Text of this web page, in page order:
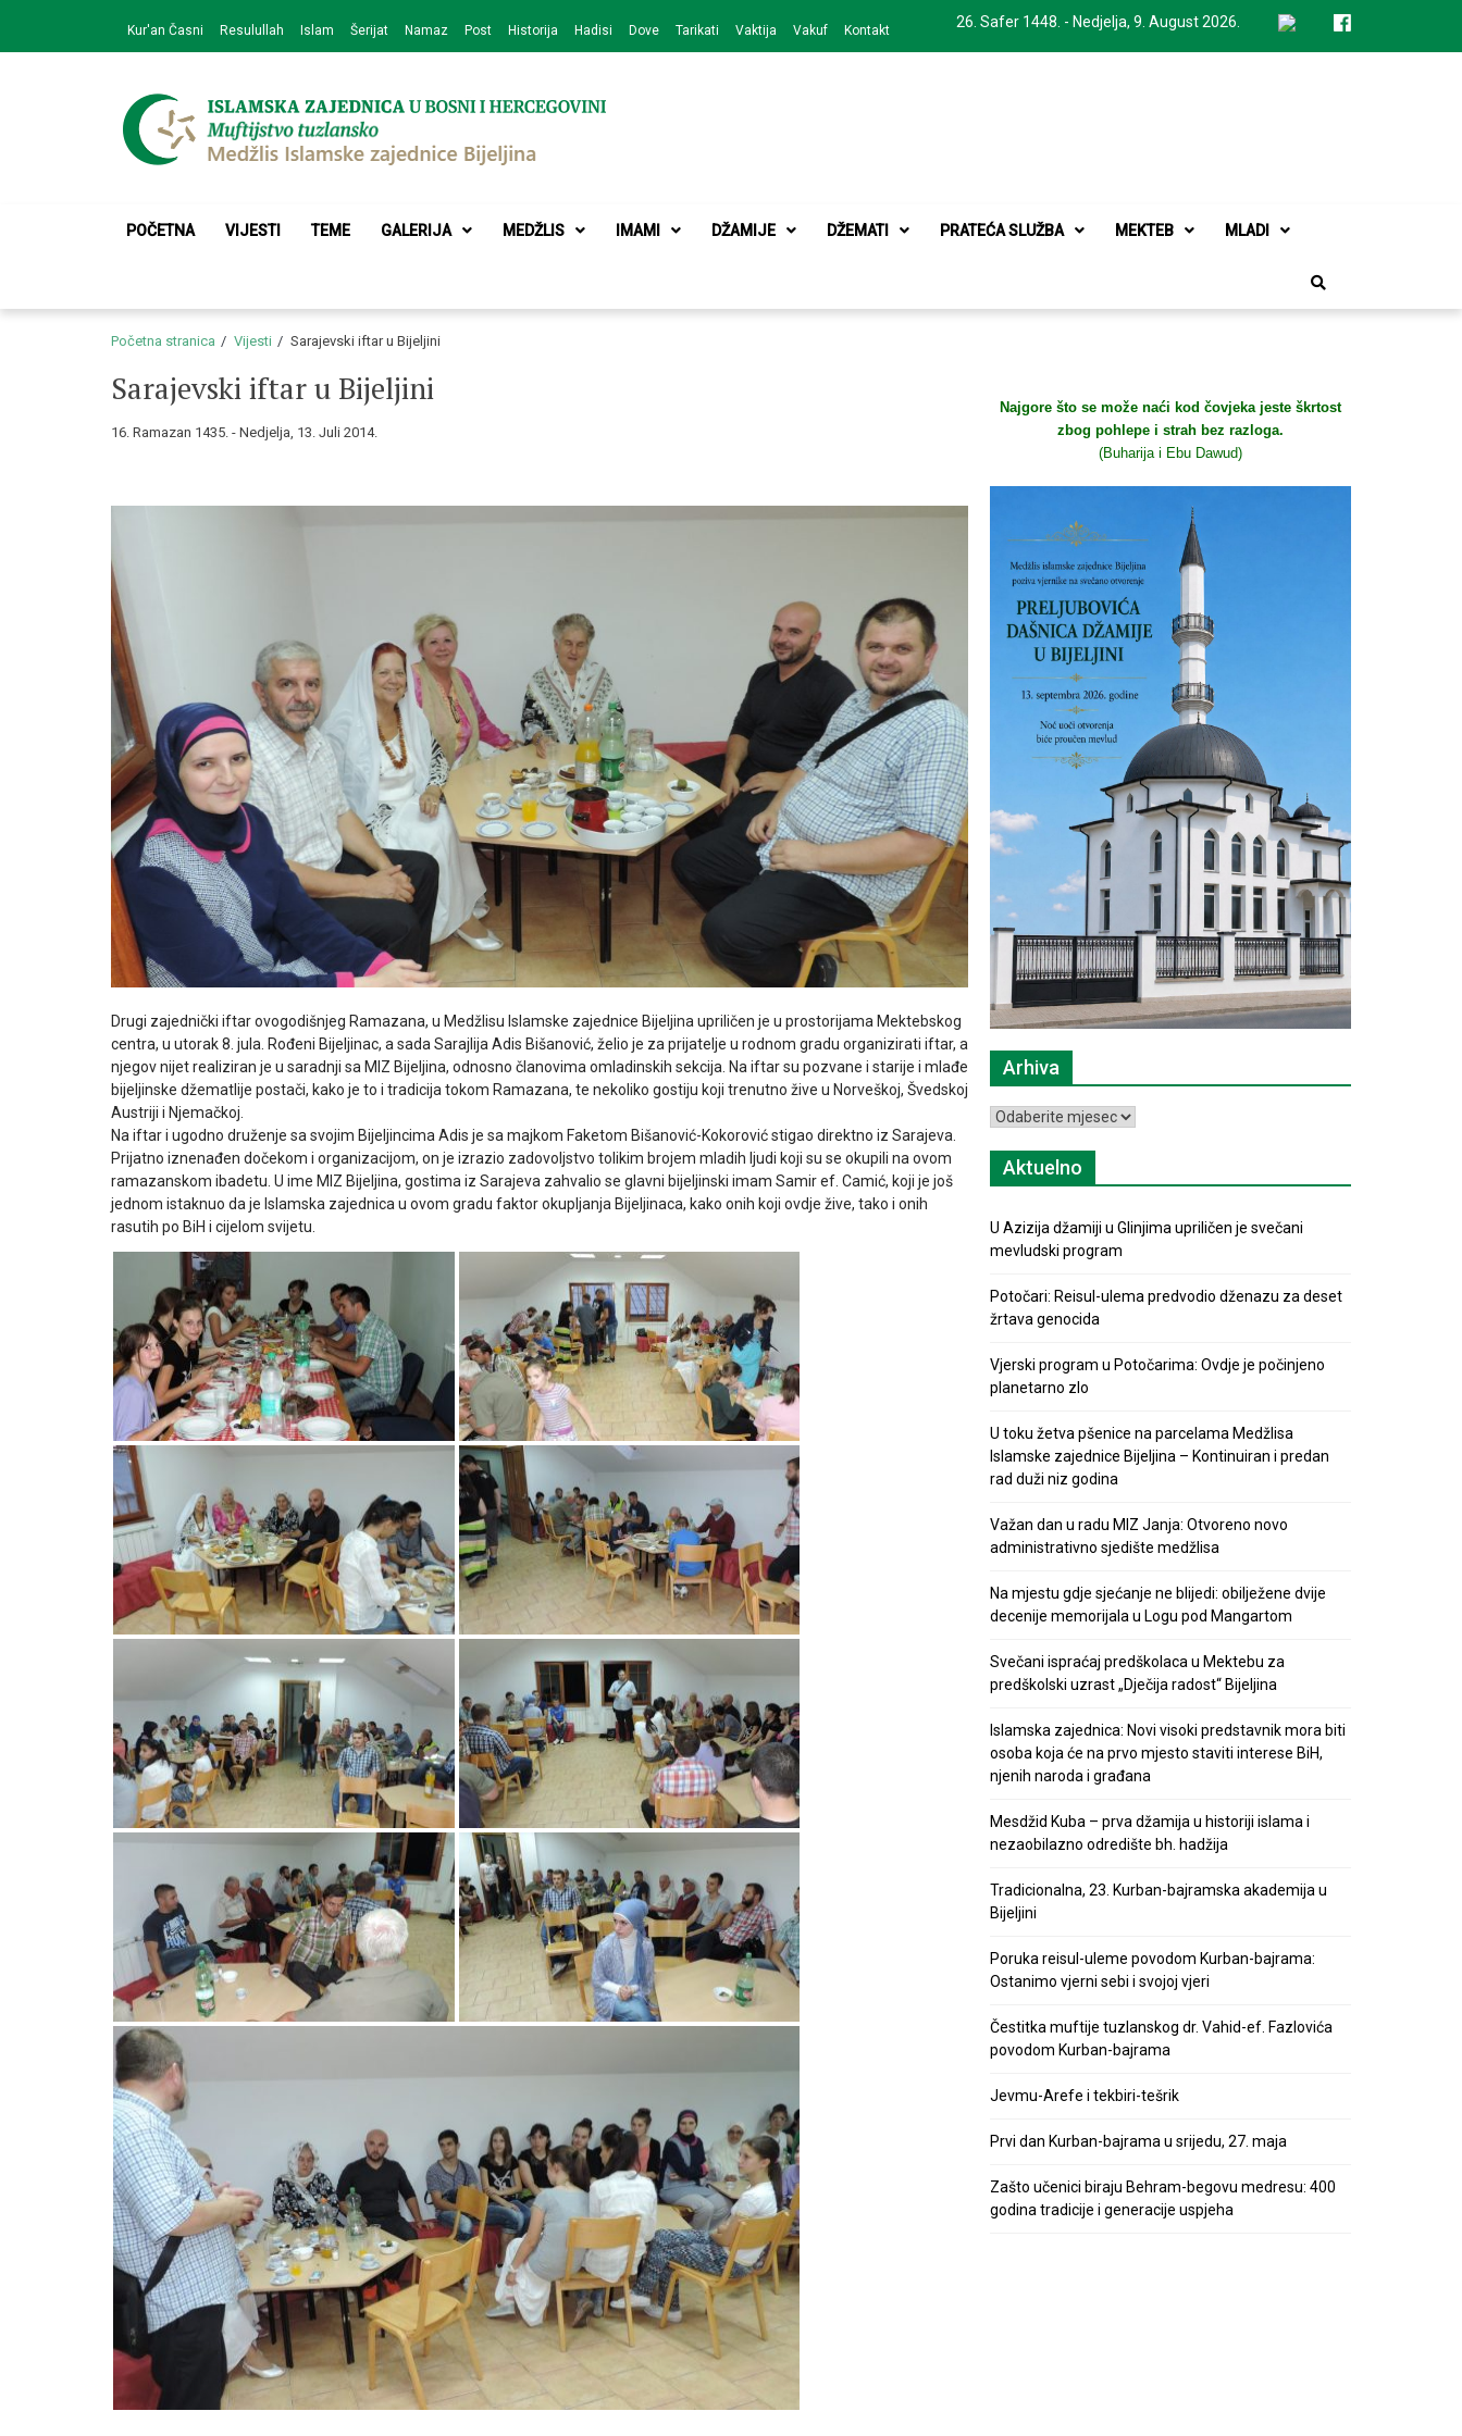
navigation
content
26. Safer 1448. - Nedjelja, 9. August 2026.
Kur'an Časni Resulullah Islam Šerijat Namaz Post Historija Hadisi Dove Tarikati Vaktija Vakuf Kontakt
Medžlis Islamske zajednice Bijeljina
POČETNA VIJESTI TEME GALERIJA MEDŽLIS IMAMI DŽAMIJE DŽEMATI PRATEĆA SLUŽBA MEKTEB MLADI
Početna stranica Vijesti Sarajevski iftar u Bijeljini
Sarajevski iftar u Bijeljini
16. Ramazan 1435. - Nedjelja, 13. Juli 2014.
Drugi zajednički iftar ovogodišnjeg Ramazana, u Medžlisu Islamske zajednice Bijeljina upriličen je u prostorijama Mektebskog
centra, u utorak 8. jula. Rođeni Bijeljinac, a sada Sarajlija Adis Bišanović, želio je za prijatelje u rodnom gradu organizirati iftar, a
njegov nijet realiziran je u saradnji sa MIZ Bijeljina, odnosno članovima omladinskih sekcija. Na iftar su pozvane i starije i mlađe
bijeljinske džematlije postači, kako je to i tradicija tokom Ramazana, te nekoliko gostiju koji trenutno žive u Norveškoj, Švedskoj
Austriji i Njemačkoj.
Na iftar i ugodno druženje sa svojim Bijeljincima Adis je sa majkom Faketom Bišanović-Kokorović stigao direktno iz Sarajeva.
Prijatno iznenađen dočekom i organizacijom, on je izrazio zadovoljstvo tolikim brojem mladih ljudi koji su se okupili na ovom
ramazanskom ibadetu. U ime MIZ Bijeljina, gostima iz Sarajeva zahvalio se glavni bijeljinski imam Samir ef. Camić, koji je još
jednom istaknuo da je Islamska zajednica u ovom gradu faktor okupljanja Bijeljinaca, kako onih koji ovdje žive, tako i onih
rasutih po BiH i cijelom svijetu.
Najgore što se može naći kod čovjeka jeste škrtost
zbog pohlepe i strah bez razloga.
(Buharija i Ebu Dawud)
Arhiva
Arhiva
Aktuelno
U Azizija džamiji u Glinjima upriličen je svečani
mevludski program
Potočari: Reisul-ulema predvodio dženazu za deset
žrtava genocida
Vjerski program u Potočarima: Ovdje je počinjeno
planetarno zlo
U toku žetva pšenice na parcelama Medžlisa
Islamske zajednice Bijeljina – Kontinuiran i predan
rad duži niz godina
Važan dan u radu MIZ Janja: Otvoreno novo
administrativno sjedište medžlisa
Na mjestu gdje sjećanje ne blijedi: obilježene dvije
decenije memorijala u Logu pod Mangartom
Svečani ispraćaj predškolaca u Mektebu za
predškolski uzrast „Dječija radost“ Bijeljina
Islamska zajednica: Novi visoki predstavnik mora biti
osoba koja će na prvo mjesto staviti interese BiH,
njenih naroda i građana
Mesdžid Kuba – prva džamija u historiji islama i
nezaobilazno odredište bh. hadžija
Tradicionalna, 23. Kurban-bajramska akademija u
Bijeljini
Poruka reisul-uleme povodom Kurban-bajrama:
Ostanimo vjerni sebi i svojoj vjeri
Čestitka muftije tuzlanskog dr. Vahid-ef. Fazlovića
povodom Kurban-bajrama
Jevmu-Arefe i tekbiri-tešrik
Prvi dan Kurban-bajrama u srijedu, 27. maja
Zašto učenici biraju Behram-begovu medresu: 400
godina tradicije i generacije uspjeha